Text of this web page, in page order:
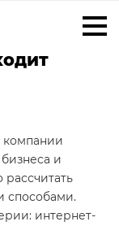
компании
и
рассчитать
способами.
интернет-